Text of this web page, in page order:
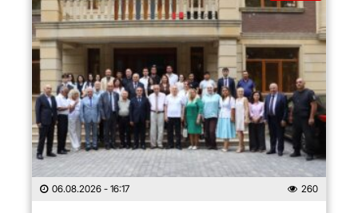
06.08.2026 - 16:17 260